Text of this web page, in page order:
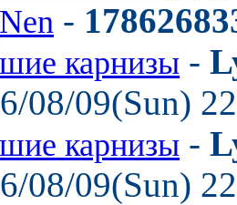
-
карнизы -
08/09(Sun)
карнизы -
08/09(Sun)